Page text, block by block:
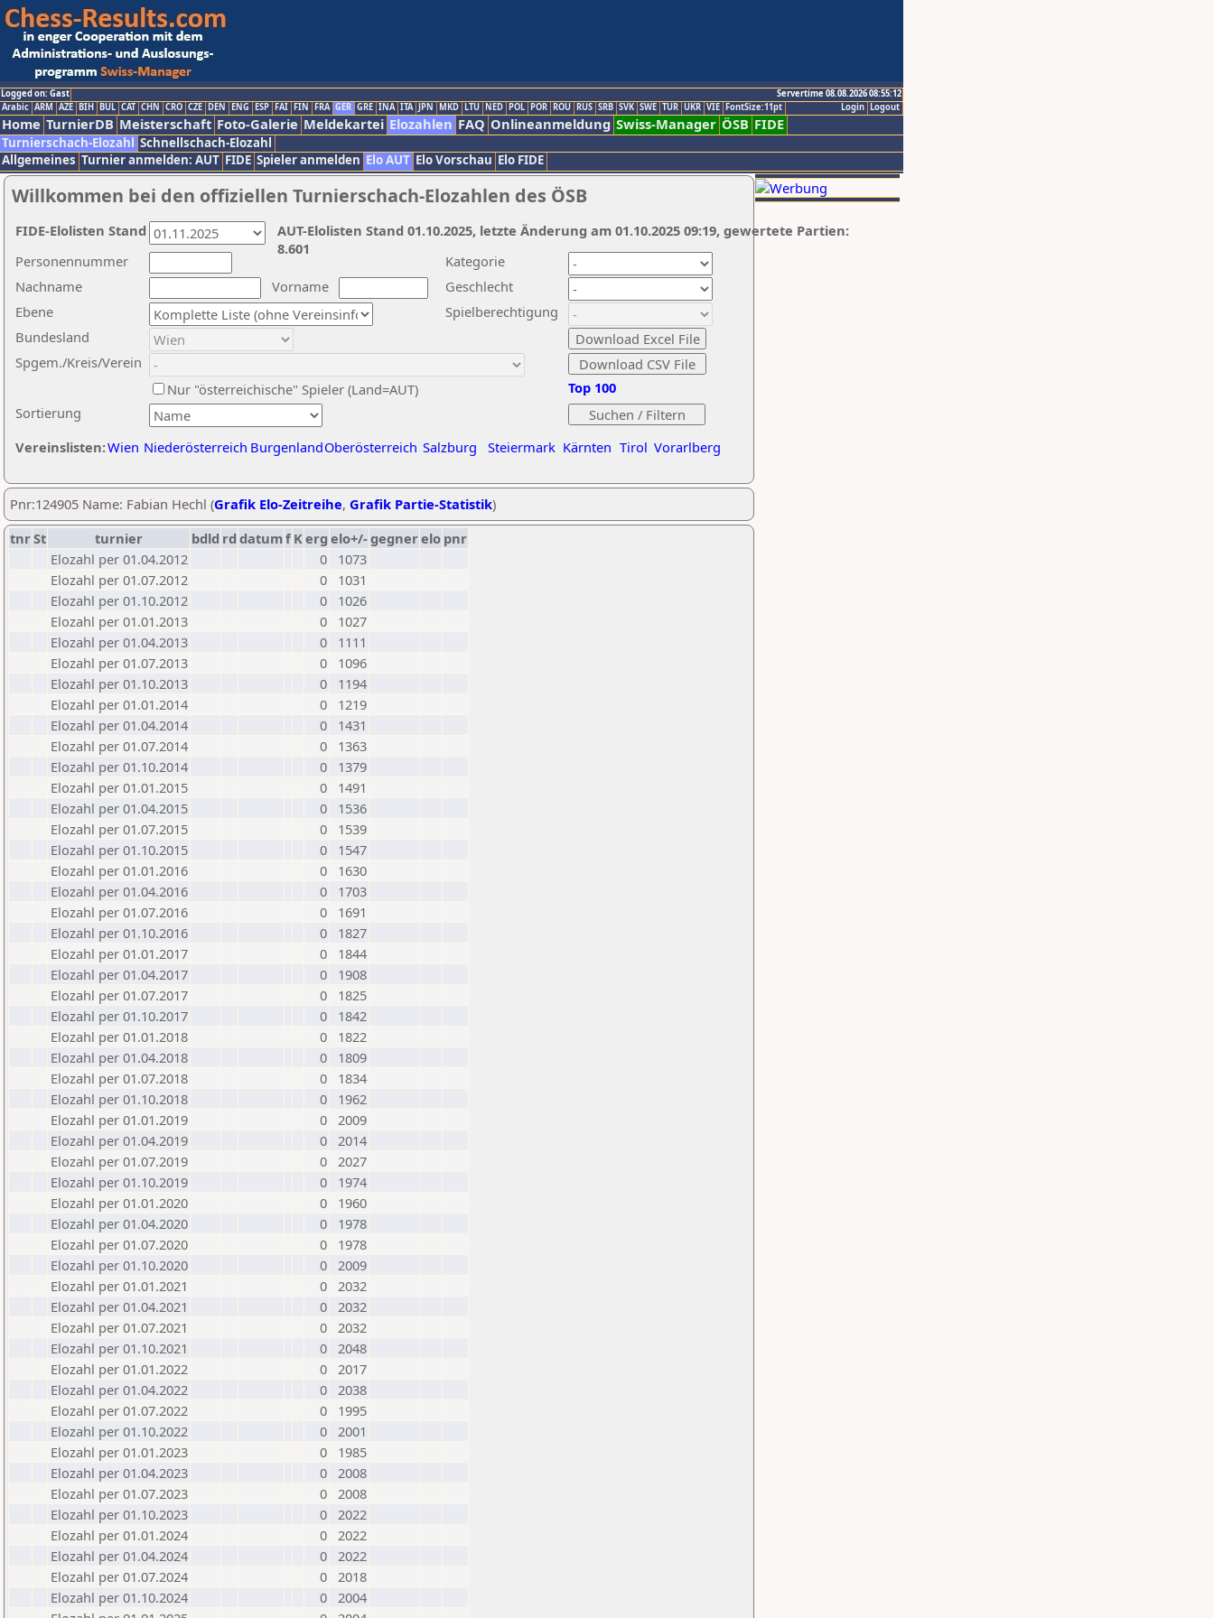
Logged on: Gast
Servertime 08.08.2026 08:55:12
Logout
Login
Arabic ARM AZE BIH BUL CAT CHN CRO CZE DEN ENG ESP FAI FIN FRA GER GRE INA ITA JPN MKD LTU NED POL POR ROU RUS SRB SVK SWE TUR UKR VIE FontSize:11pt
Home TurnierDB Meisterschaft Foto-Galerie Meldekartei Elozahlen FAQ Onlineanmeldung Swiss-Manager ÖSB FIDE
Turnierschach-Elozahl Schnellschach-Elozahl
Allgemeines Turnier anmelden: AUT FIDE Spieler anmelden Elo AUT Elo Vorschau Elo FIDE
Willkommen bei den offiziellen Turnierschach-Elozahlen des ÖSB
Nachname
Vorname
Ebene
Kategorie
Sortierung
Personennummer
Bundesland
Spgem./Kreis/Verein
Geschlecht
Nur "österreichische" Spieler (Land=AUT)
Spielberechtigung
Vereinslisten:Wien Niederösterreich BurgenlandOberösterreich Salzburg Steiermark Kärnten Tirol Vorarlberg
Top 100
AUT-Elolisten Stand 01.10.2025, letzte Änderung am 01.10.2025 09:19, gewertete Partien:
8.601
FIDE-Elolisten Stand
Pnr:124905 Name: Fabian Hechl (Grafik Elo-Zeitreihe, Grafik Partie-Statistik)
tnrSt turnier bdld rd datumf Kerg elo+/-gegnerelo pnr
Elozahl per 01.04.2012
0
1073
Elozahl per 01.07.2012
0
1031
Elozahl per 01.10.2012
0
1026
Elozahl per 01.01.2013
0
1027
Elozahl per 01.04.2013
0
1111
Elozahl per 01.07.2013
0
1096
Elozahl per 01.10.2013
0
1194
Elozahl per 01.01.2014
0
1219
Elozahl per 01.04.2014
0
1431
Elozahl per 01.07.2014
0
1363
Elozahl per 01.10.2014
0
1379
Elozahl per 01.01.2015
0
1491
Elozahl per 01.04.2015
0
1536
Elozahl per 01.07.2015
0
1539
Elozahl per 01.10.2015
0
1547
Elozahl per 01.01.2016
0
1630
Elozahl per 01.04.2016
0
1703
Elozahl per 01.07.2016
0
1691
Elozahl per 01.10.2016
0
1827
Elozahl per 01.01.2017
0
1844
Elozahl per 01.04.2017
0
1908
Elozahl per 01.07.2017
0
1825
Elozahl per 01.10.2017
0
1842
Elozahl per 01.01.2018
0
1822
Elozahl per 01.04.2018
0
1809
Elozahl per 01.07.2018
0
1834
Elozahl per 01.10.2018
0
1962
Elozahl per 01.01.2019
0 2009
Elozahl per 01.04.2019
0 2014
Elozahl per 01.07.2019
0 2027
Elozahl per 01.10.2019
0
1974
Elozahl per 01.01.2020
0
1960
Elozahl per 01.04.2020
0
1978
Elozahl per 01.07.2020
0
1978
Elozahl per 01.10.2020
0 2009
Elozahl per 01.01.2021
0 2032
Elozahl per 01.04.2021
0 2032
Elozahl per 01.07.2021
0 2032
Elozahl per 01.10.2021
0 2048
Elozahl per 01.01.2022
0 2017
Elozahl per 01.04.2022
0 2038
Elozahl per 01.07.2022
0
1995
Elozahl per 01.10.2022
0 2001
Elozahl per 01.01.2023
0
1985
Elozahl per 01.04.2023
0 2008
Elozahl per 01.07.2023
0 2008
Elozahl per 01.10.2023
0 2022
Elozahl per 01.01.2024
0 2022
Elozahl per 01.04.2024
0 2022
Elozahl per 01.07.2024
0 2018
Elozahl per 01.10.2024
0 2004